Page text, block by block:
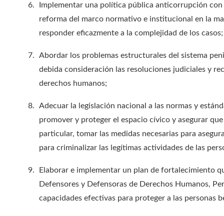
Implementar una política pública anticorrupción
reforma del marco normativo e institucional en la
responder eficazmente a la complejidad de los casos;
Abordar los problemas estructurales del sistema
debida consideración las resoluciones judiciales y
derechos humanos;
Adecuar la legislación nacional a las normas y
promover y proteger el espacio cívico y asegurar
particular, tomar las medidas necesarias para
para criminalizar las legítimas actividades de las
Elaborar e implementar un plan de fortalecimiento
Defensores y Defensoras de Derechos Humanos,
capacidades efectivas para proteger a las personas